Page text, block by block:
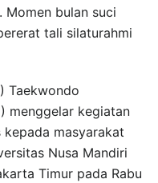
Momen bulan suci
tali silaturahmi
Taekwondo
menggelar kegiatan
masyarakat
Nusa Mandiri
Timur pada Rabu